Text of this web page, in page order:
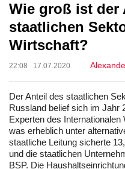
Wie groß ist der
staatlichen
Wirtschaft?
22:08 17.07.2020
Der Anteil des staatlichen
Russland belief sich im Jahr
Experten des
was erheblich unter
staatliche Leitung sicherte
und die staatlichen
BSP. Die